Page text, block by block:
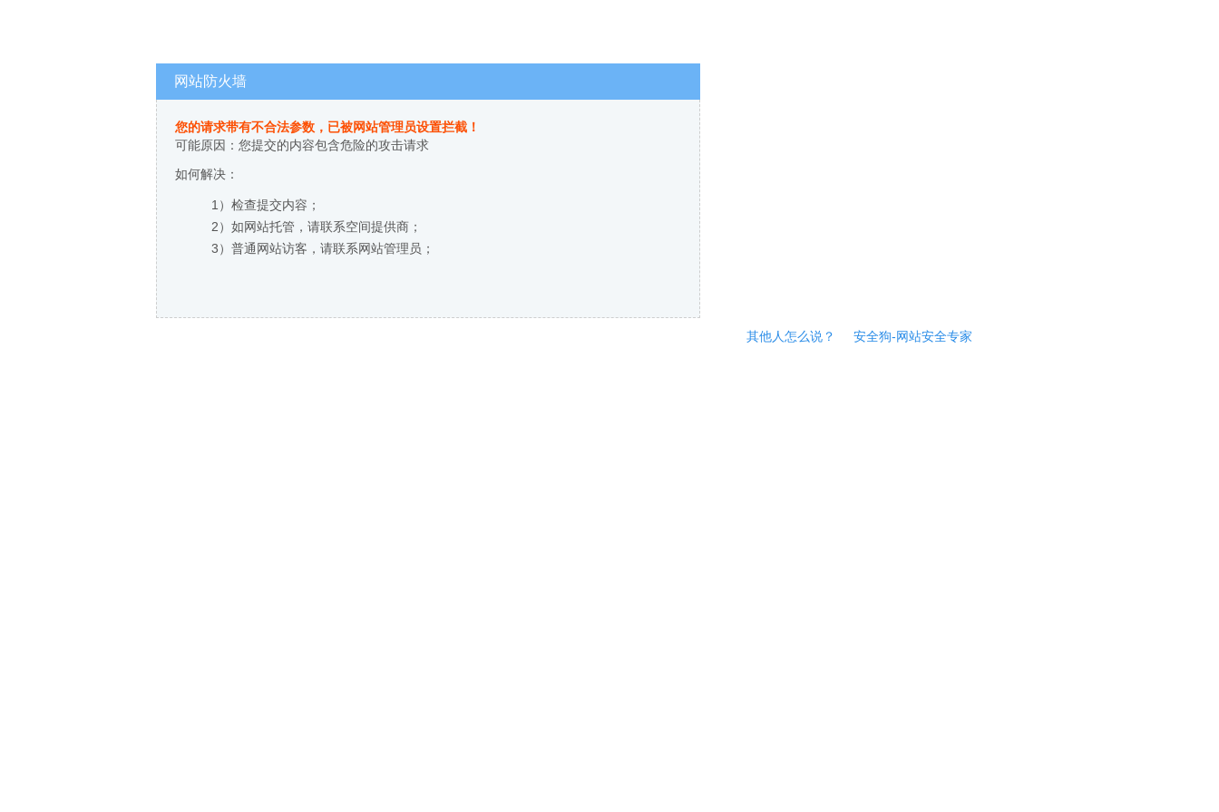
网站防火墙
您的请求带有不合法参数，已被网站管理员设置拦截！
可能原因：您提交的内容包含危险的攻击请求
如何解决：
1）检查提交内容；
2）如网站托管，请联系空间提供商；
3）普通网站访客，请联系网站管理员；
其他人怎么说？ 安全狗-网站安全专家